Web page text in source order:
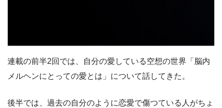
連載の前半2回では、自分の愛している空想の世界「脳内
メルヘンにとっての愛とは」について話してきた。
後半では、過去の自分のように恋愛で傷つている人がちょ